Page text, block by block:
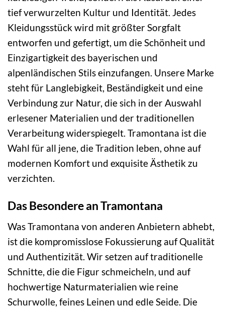
tief verwurzelten Kultur und Identität. Jedes
Kleidungsstück wird mit größter Sorgfalt
entworfen und gefertigt, um die Schönheit und
Einzigartigkeit des bayerischen und
alpenländischen Stils einzufangen. Unsere Marke
steht für Langlebigkeit, Beständigkeit und eine
Verbindung zur Natur, die sich in der Auswahl
erlesener Materialien und der traditionellen
Verarbeitung widerspiegelt. Tramontana ist die
Wahl für all jene, die Tradition leben, ohne auf
modernen Komfort und exquisite Ästhetik zu
verzichten.
Das Besondere an Tramontana
Was Tramontana von anderen Anbietern abhebt,
ist die kompromisslose Fokussierung auf Qualität
und Authentizität. Wir setzen auf traditionelle
Schnitte, die die Figur schmeicheln, und auf
hochwertige Naturmaterialien wie reine
Schurwolle, feines Leinen und edle Seide. Die